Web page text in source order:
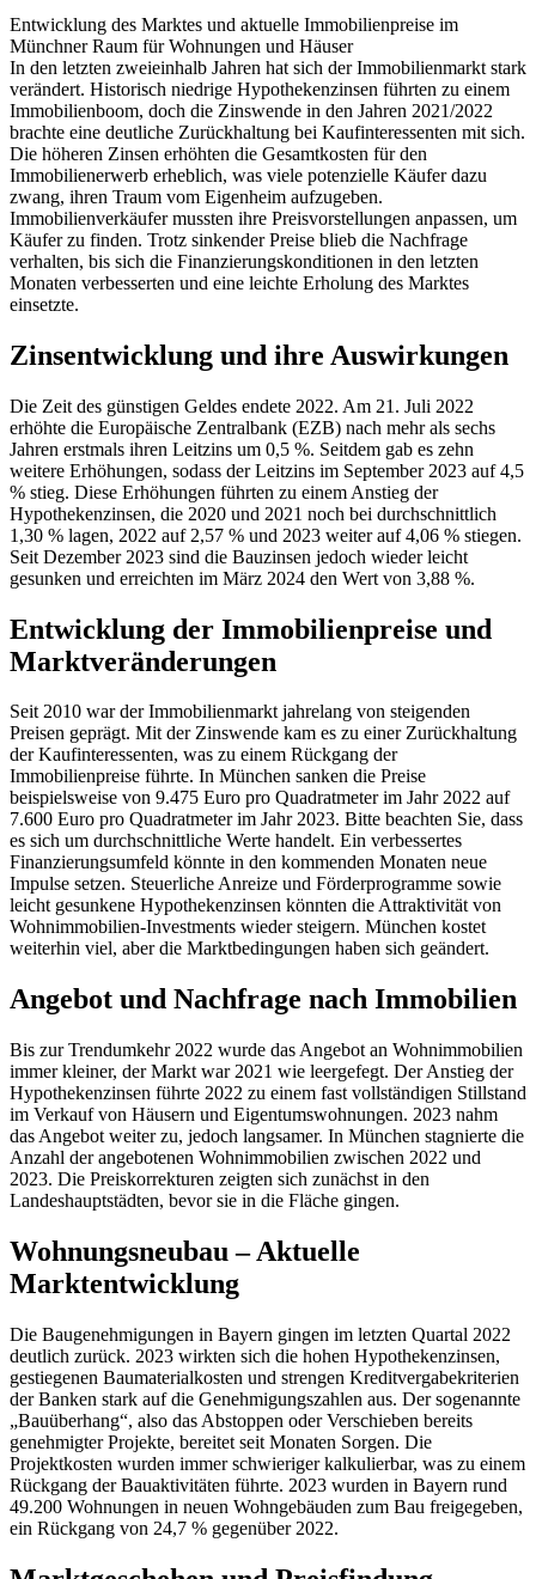
Entwicklung des Marktes und aktuelle Immobilienpreise im
Münchner Raum für Wohnungen und Häuser
In den letzten zweieinhalb Jahren hat sich der Immobilienmarkt stark
verändert. Historisch niedrige Hypothekenzinsen führten zu einem
Immobilienboom, doch die Zinswende in den Jahren 2021/2022
brachte eine deutliche Zurückhaltung bei Kaufinteressenten mit sich.
Die höheren Zinsen erhöhten die Gesamtkosten für den
Immobilienerwerb erheblich, was viele potenzielle Käufer dazu
zwang, ihren Traum vom Eigenheim aufzugeben.
Immobilienverkäufer mussten ihre Preisvorstellungen anpassen, um
Käufer zu finden. Trotz sinkender Preise blieb die Nachfrage
verhalten, bis sich die Finanzierungskonditionen in den letzten
Monaten verbesserten und eine leichte Erholung des Marktes
einsetzte.
Zinsentwicklung und ihre Auswirkungen
Die Zeit des günstigen Geldes endete 2022. Am 21. Juli 2022
erhöhte die Europäische Zentralbank (EZB) nach mehr als sechs
Jahren erstmals ihren Leitzins um 0,5 %. Seitdem gab es zehn
weitere Erhöhungen, sodass der Leitzins im September 2023 auf 4,5
% stieg. Diese Erhöhungen führten zu einem Anstieg der
Hypothekenzinsen, die 2020 und 2021 noch bei durchschnittlich
1,30 % lagen, 2022 auf 2,57 % und 2023 weiter auf 4,06 % stiegen.
Seit Dezember 2023 sind die Bauzinsen jedoch wieder leicht
gesunken und erreichten im März 2024 den Wert von 3,88 %.
Entwicklung der Immobilienpreise und
Marktveränderungen
Seit 2010 war der Immobilienmarkt jahrelang von steigenden
Preisen geprägt. Mit der Zinswende kam es zu einer Zurückhaltung
der Kaufinteressenten, was zu einem Rückgang der
Immobilienpreise führte. In München sanken die Preise
beispielsweise von 9.475 Euro pro Quadratmeter im Jahr 2022 auf
7.600 Euro pro Quadratmeter im Jahr 2023. Bitte beachten Sie, dass
es sich um durchschnittliche Werte handelt. Ein verbessertes
Finanzierungsumfeld könnte in den kommenden Monaten neue
Impulse setzen. Steuerliche Anreize und Förderprogramme sowie
leicht gesunkene Hypothekenzinsen könnten die Attraktivität von
Wohnimmobilien-Investments wieder steigern. München kostet
weiterhin viel, aber die Marktbedingungen haben sich geändert.
Angebot und Nachfrage nach Immobilien
Bis zur Trendumkehr 2022 wurde das Angebot an Wohnimmobilien
immer kleiner, der Markt war 2021 wie leergefegt. Der Anstieg der
Hypothekenzinsen führte 2022 zu einem fast vollständigen Stillstand
im Verkauf von Häusern und Eigentumswohnungen. 2023 nahm
das Angebot weiter zu, jedoch langsamer. In München stagnierte die
Anzahl der angebotenen Wohnimmobilien zwischen 2022 und
2023. Die Preiskorrekturen zeigten sich zunächst in den
Landeshauptstädten, bevor sie in die Fläche gingen.
Wohnungsneubau – Aktuelle
Marktentwicklung
Die Baugenehmigungen in Bayern gingen im letzten Quartal 2022
deutlich zurück. 2023 wirkten sich die hohen Hypothekenzinsen,
gestiegenen Baumaterialkosten und strengen Kreditvergabekriterien
der Banken stark auf die Genehmigungszahlen aus. Der sogenannte
„Bauüberhang“, also das Abstoppen oder Verschieben bereits
genehmigter Projekte, bereitet seit Monaten Sorgen. Die
Projektkosten wurden immer schwieriger kalkulierbar, was zu einem
Rückgang der Bauaktivitäten führte. 2023 wurden in Bayern rund
49.200 Wohnungen in neuen Wohngebäuden zum Bau freigegeben,
ein Rückgang von 24,7 % gegenüber 2022.